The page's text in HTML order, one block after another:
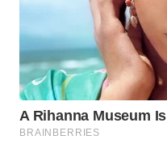
SITUNGIR
NEWS
SIDIKALANG
NEWS